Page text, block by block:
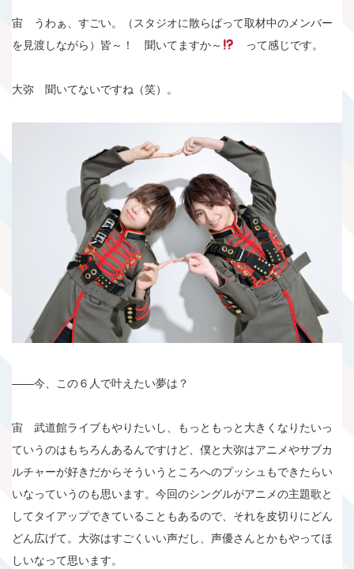
宙 うわぁ、すごい。（スタジオに散らばって取材中のメンバー
を見渡しながら）皆～！ 聞いてますか～
って感じです。
大弥 聞いてないですね（笑）。
――今、この６人で叶えたい夢は？
宙 武道館ライブもやりたいし、もっともっと大きくなりたいっ
ていうのはもちろんあるんですけど、僕と大弥はアニメやサブカ
ルチャーが好きだからそういうところへのプッシュもできたらい
いなっていうのも思います。今回のシングルがアニメの主題歌と
してタイアップできていることもあるので、それを皮切りにどん
どん広げて。大弥はすごくいい声だし、声優さんとかもやってほ
しいなって思います。